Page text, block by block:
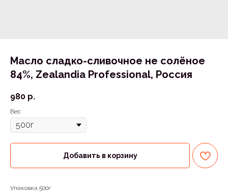
Масло сладко-сливочное не солёное
84%, Zealandia Professional, Россия
980 р.
Вес
Добавить в корзину
Упаковка 500г